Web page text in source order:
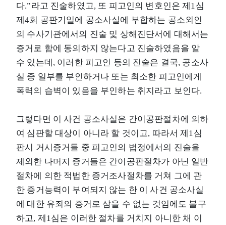
다.”라고 진술하였고, 또 피고인의 변호인은 제1심
제4회 공판기일에 공소사실에 부합하는 공소외인
의 수사기관에서의 진술 및 상해진단서에 대해서는
증거로 함에 동의하지 않는다고 진술하였음을 알
수 있는데, 이러한 피고인 등의 진술은 결국, 공소사
실 중 일부를 부인하거나 또는 최소한 피고인에게
폭력의 습벽이 있음을 부인하는 취지라고 보인다.
그렇다면 이 사건 공소사실은 간이공판절차에 의하
여 심판할 대상이 아니라 할 것이고, 따라서 제1심
판시 거시증거들 중 피고인의 법정에서의 진술을
제외한 나머지 증거들은 간이공판절차가 아닌 일반
절차에 의한 적법한 증거조사절차를 거쳐 그에 관
한 증거능력이 부여되지 않는 한 이 사건 공소사실
에 대한 유죄의 증거로 삼을 수 없는 것임에도 불구
하고, 제1심은 이러한 절차를 거치지 아니한 채 이